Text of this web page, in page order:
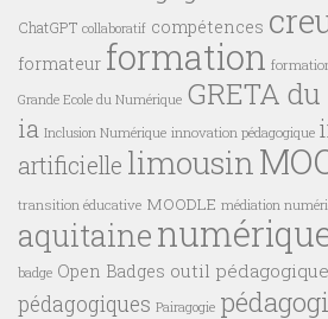
ChatGPT collaboratif compétences
formateur formation
Grande Ecole du Numérique GRETA
ia Inclusion Numérique innovation pédagogique
artificielle limousin
transition éducative MOODLE médiation
aquitaine
badge Open Badges outil pédagogique
pédagogiques Pairagogie